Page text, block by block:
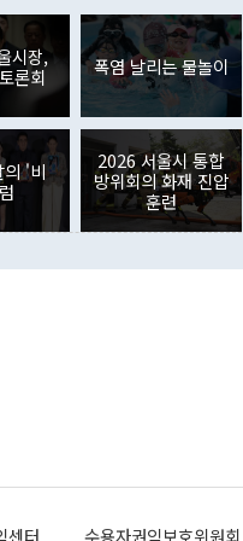
방경제포럼(EEF)'을 언급하
발언한 데 대해서도 조 장관
진도가 나가지 않았다"고
명은 정부 내 조율을 거치지
체와 국호 사용, 9·19 군
결정할 사안이 아니어서 월
장관의 업무보고를 듣고 난
니다"라고 재차 확인했다. 정
분 국가안전보장회의(NSC)
생각에 가깝다"며 "안보 관
추진하겠다고 업무보고를
야 한다'고 주장한 것은 심각
구한 적이 없기 때문이다. 지
이다. 직접투자에서는 내국
국내투자가 46억3000만달러
주식 매도세가 이어졌다. 외
향으로 316억1000만달러
최대 순매도 기록을 다시
지수(WGBI) 자금 유입에도
52억9000만달러를 기록했
35억6000만달러 증가했
시장,
론회
폭염 날리는 물놀이
의 '비
2026 서울시 통합
방위회의 화재 진압
훈련